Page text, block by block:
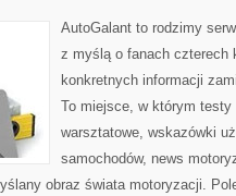
AutoGalant to rodzimy
z myślą o fanach czterech
konkretnych informacji
To miejsce, w którym testy
warsztatowe, wskazówki
samochodów, news
obraz świata motoryzacji.